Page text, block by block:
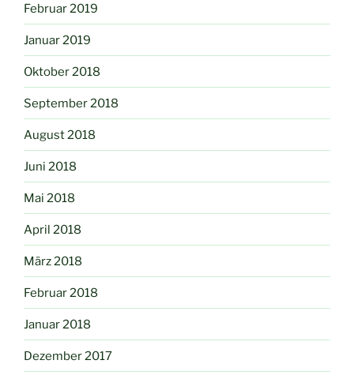
Februar 2019
Januar 2019
Oktober 2018
September 2018
August 2018
Juni 2018
Mai 2018
April 2018
März 2018
Februar 2018
Januar 2018
Dezember 2017